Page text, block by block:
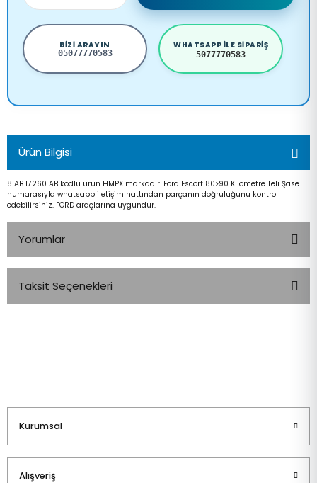
BIZI ARAYIN
05077770583
WHATSAPP ILE SIPARIŞ
5077770583
Ürün Bilgisi
81AB 17260 AB kodlu ürün HMPX markadır. Ford Escort 80>90 Kilometre Teli Şase
numarasıyla whatsapp iletişim hattından parçanın doğruluğunu kontrol
edebilirsiniz. FORD araçlarına uygundur.
Yorumlar
Taksit Seçenekleri
Kurumsal
Alışveriş